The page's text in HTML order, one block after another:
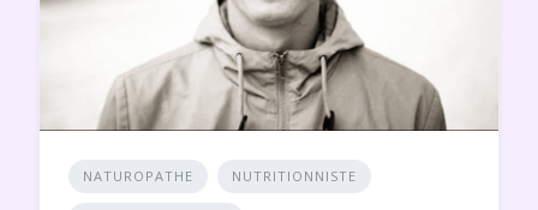
NATUROPATHE NUTRITIONNISTE